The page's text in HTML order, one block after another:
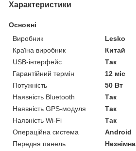
Характеристики
Основні
Виробник
Lesko
Країна виробник
Китай
USB-інтерфейс
Так
Гарантійний термін
12 міс
Потужність
50 Вт
Наявність Bluetooth
Так
Наявність GPS-модуля
Так
Наявність Wi-Fi
Так
Операційна система
Android
Передня панель
Незнімна